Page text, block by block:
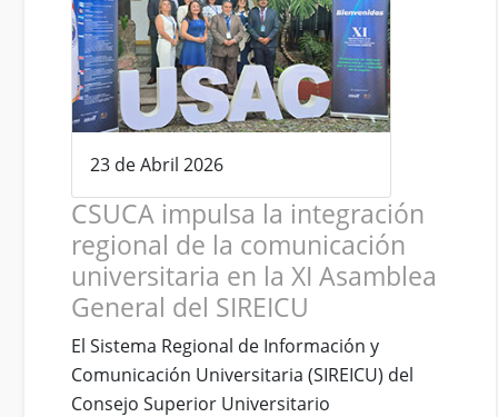
23 de Abril 2026
CSUCA impulsa la integración
regional de la comunicación
universitaria en la XI Asamblea
General del SIREICU
El Sistema Regional de Información y
Comunicación Universitaria (SIREICU) del
Consejo Superior Universitario